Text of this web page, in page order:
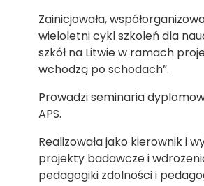
Zainicjowała,
wieloletni cykl szkoleń dla
szkół na Litwie w ramach
wchodzą po schodach”.
Prowadzi seminaria
APS.
Realizowała jako kierownik i
projekty badawcze i
pedagogiki zdolności i